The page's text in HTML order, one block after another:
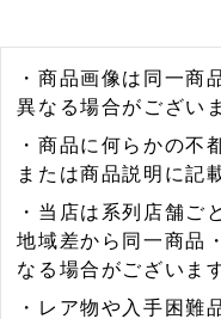
・商品画像は同一商
異なる場合がござい
・商品に何らかの不
または商品説明に記
・当店は系列店舗ご
地域差から同一商品
なる場合がございま
・レア物や入手困難